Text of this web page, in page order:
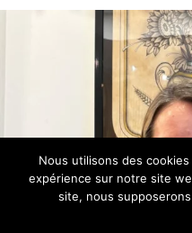
Nous utilisons des
expérience sur notre site
site, nous